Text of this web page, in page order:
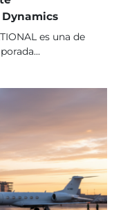
es una de